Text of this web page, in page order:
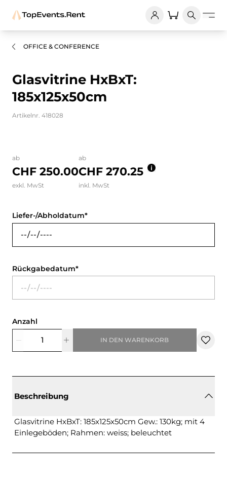
OFFICE & CONFERENCE
Glasvitrine HxBxT:
185x125x50cm
Artikelnr. 418028
ab
CHF 250.00
exkl. MwSt
ab
CHF 270.25
inkl. MwSt
Liefer-/Abholdatum
Rückgabedatum
Anzahl
IN DEN WARENKORB
Beschreibung
Glasvitrine HxBxT: 185x125x50cm Gew.: 130kg; mit 4
Einlegeböden; Rahmen: weiss; beleuchtet